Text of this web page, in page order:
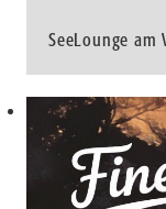
SeeLounge am